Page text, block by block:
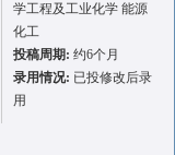
学工程及工业化学 能源
化工
投稿周期: 约6个月
录用情况: 已投修改后录
用